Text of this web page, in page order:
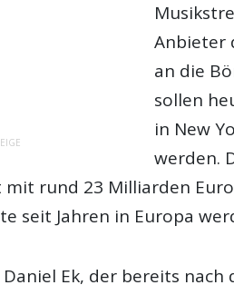
Anbieter
an die
sollen
in New
werden.
mit rund 23 Milliarden
seit Jahren in Europa
Ek, der bereits nach